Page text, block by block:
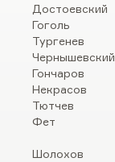
Достоевский
Гоголь
Тургенев
Чернышевский
Гончаров
Некрасов
Тютчев
Фет
Шолохов